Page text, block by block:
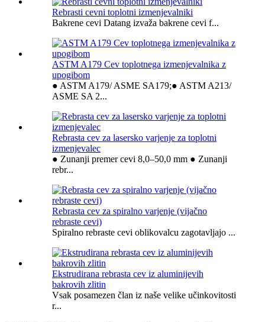
Rebrasti cevni toplotni izmenjevalniki
Bakrene cevi Datang izvaža bakrene cevi f...
ASTM A179 Cev toplotnega izmenjevalnika z
upogibom
● ASTM A179/ ASME SA179;● ASTM A213/
ASME SA 2...
Rebrasta cev za lasersko varjenje za toplotni
izmenjevalec
● Zunanji premer cevi 8,0–50,0 mm ● Zunanji
rebr...
Rebrasta cev za spiralno varjenje (vijačno
rebraste cevi)
Spiralno rebraste cevi oblikovalcu zagotavljajo ...
Ekstrudirana rebrasta cev iz aluminijevih
bakrovih zlitin
Vsak posamezen član iz naše velike učinkovitosti
r...